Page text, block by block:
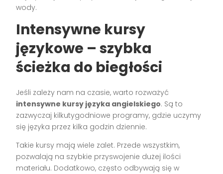
wody.
Intensywne kursy
językowe – szybka
ścieżka do biegłości
Jeśli zależy nam na czasie, warto rozważyć
intensywne kursy języka angielskiego. Są to
zazwyczaj kilkutygodniowe programy, gdzie uczymy
się języka przez kilka godzin dziennie.
Takie kursy mają wiele zalet. Przede wszystkim,
pozwalają na szybkie przyswojenie dużej ilości
materiału. Dodatkowo, często odbywają się w